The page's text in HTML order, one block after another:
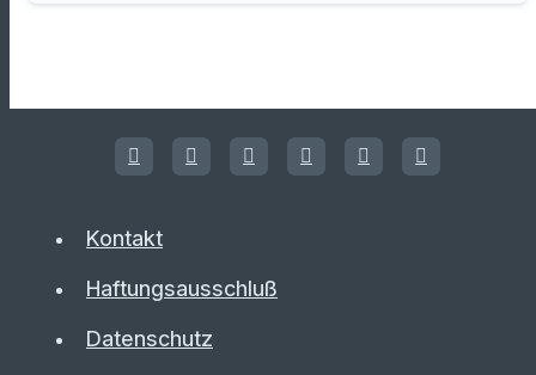
Kontakt
Haftungsausschluß
Datenschutz